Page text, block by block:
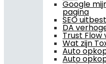
Google
pagina
SEO
DA
Trust Flow
Wat zijn
Auto
Auto